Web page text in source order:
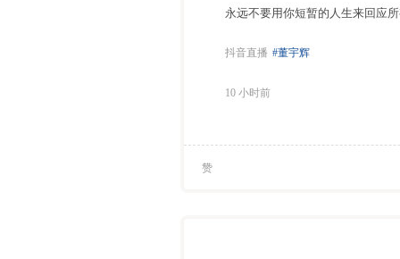
永远不要用你短暂的人生来回应
抖音直播 #董宇辉
10 小时前
赞